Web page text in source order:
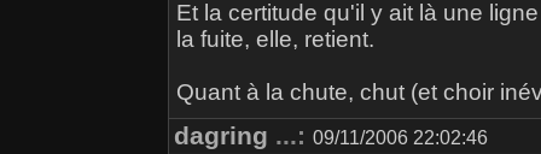
Et la certitude qu'il y ait là une
la fuite, elle, retient.
Quant à la chute, chut (et choir
dagring ...: 09/11/2006 22:02:46